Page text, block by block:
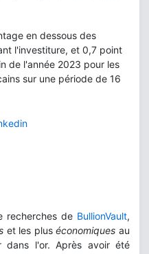
en dessous des
l'investiture, et 0,7 point
de l'année 2023 pour les
sur une période de 16
recherches de BullionVault,
et les pluséconomiquesau
dans l'or. Après avoir été